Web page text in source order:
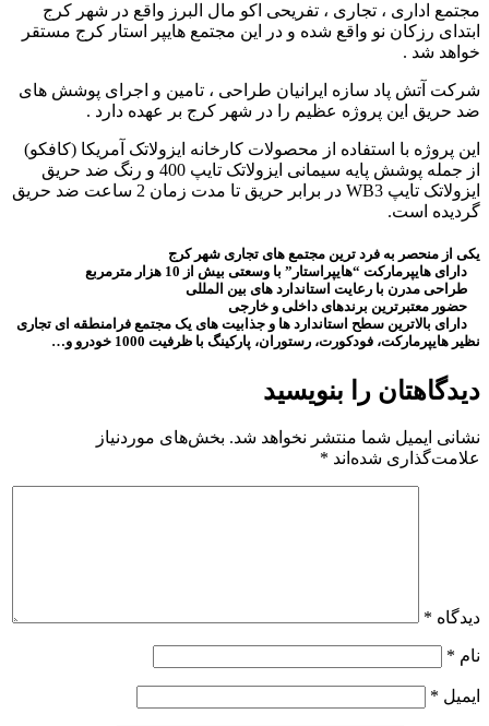
مجتمع اداری ، تجاری ، تفریحی اکو مال البرز واقع در شهر کرج
ابتدای رزکان نو واقع شده و در این مجتمع هایپر استار کرج مستقر
خواهد شد .
شرکت آتش پاد سازه ایرانیان طراحی ، تامین و اجرای پوشش های
ضد حریق این پروژه عظیم را در شهر کرج بر عهده دارد .
این پروژه با استفاده از محصولات کارخانه ایزولاتک آمریکا (کافکو)
از جمله پوشش پایه سیمانی ایزولاتک تایپ 400 و رنگ ضد حریق
ایزولاتک تایپ WB3 در برابر حریق تا مدت زمان 2 ساعت ضد حریق
گردیده است.
یکی از منحصر به فرد ترین مجتمع های تجاری شهر کرج
دارای هایپرمارکت “هایپراستار” با وسعتی بیش از 10 هزار مترمربع
طراحی مدرن با رعایت استاندارد های بین المللی
حضور معتبرترین برندهای داخلی و خارجی
دارای بالاترین سطح استاندارد ها و جذابیت های یک مجتمع فرامنطقه ای تجاری
نظیر هایپرمارکت، فودکورت، رستوران، پارکینگ با ظرفیت 1000 خودرو و…
دیدگاهتان را بنویسید
نشانی ایمیل شما منتشر نخواهد شد. بخش‌های موردنیاز
علامت‌گذاری شده‌اند *
دیدگاه *
نام *
ایمیل *